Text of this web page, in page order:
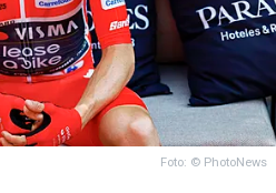
Foto: © PhotoNews